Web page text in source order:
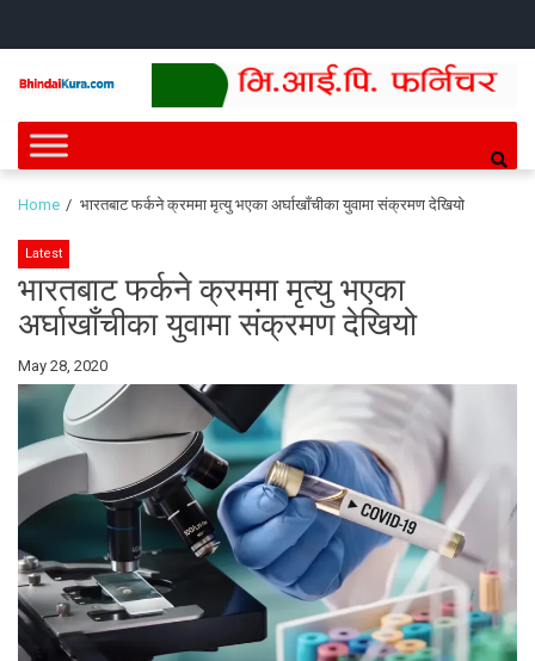
Bhindai Kura
News and entertainment.
Home भारतबाट फर्कने क्रममा मृत्यु भएका अर्घाखाँचीका युवामा संक्रमण देखियो
Latest
भारतबाट फर्कने क्रममा मृत्यु भएका
अर्घाखाँचीका युवामा संक्रमण देखियो
By
Bhindai
Kura
May 28, 2020